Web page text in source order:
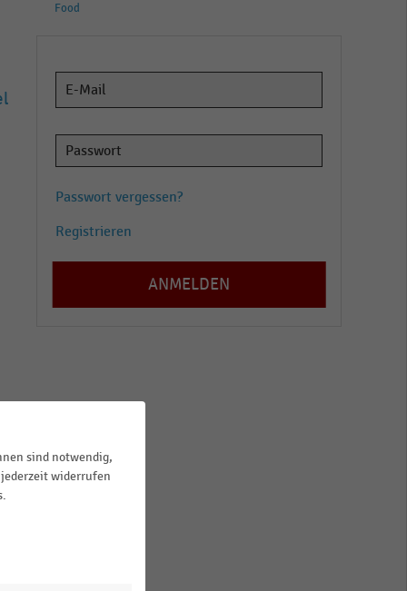
Food
Passwort vergessen?
Registrieren
sind notwendig,
widerrufen